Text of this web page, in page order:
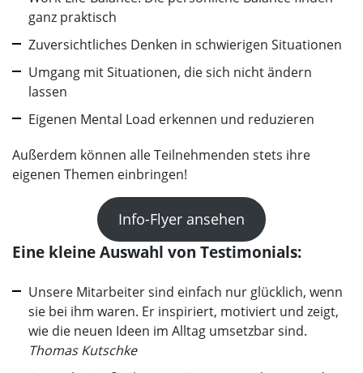
ganz praktisch
Zuversichtliches Denken in schwierigen Situationen
Umgang mit Situationen, die sich nicht ändern
lassen
Eigenen Mental Load erkennen und reduzieren
Außerdem können alle Teilnehmenden stets ihre
eigenen Themen einbringen!
Info-Flyer ansehen
Eine kleine Auswahl von Testimonials:
Unsere Mitarbeiter sind einfach nur glücklich, wenn
sie bei ihm waren. Er inspiriert, motiviert und zeigt,
wie die neuen Ideen im Alltag umsetzbar sind.
Thomas Kutschke